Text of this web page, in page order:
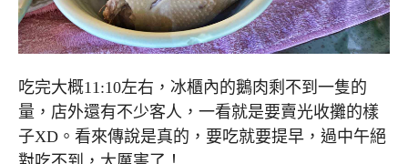
吃完大概11:10左右，冰櫃內的鵝肉剩不到一隻的
量，店外還有不少客人，一看就是要賣光收攤的樣
子XD。看來傳說是真的，要吃就要提早，過中午絕